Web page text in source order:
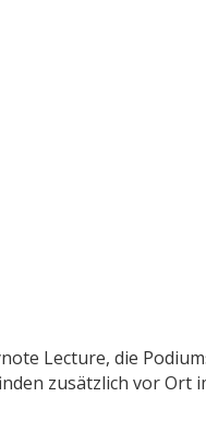
Lecture, die
zusätzlich vor Ort